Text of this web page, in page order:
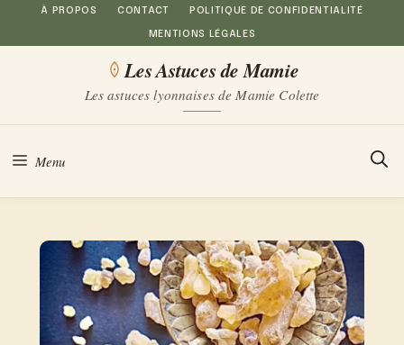
Aller
au
À PROPOS CONTACT POLITIQUE DE CONFIDENTIALITÉ
MENTIONS LÉGALES
Les Astuces de Mamie
Les astuces lyonnaises de Mamie Colette
Menu